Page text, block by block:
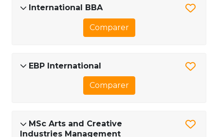
International BBA
Comparer
EBP International
Comparer
MSc Arts and Creative
Industries Management